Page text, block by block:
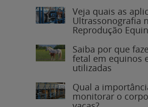
Veja quais as
Ultrassonografia
Reprodução
Saiba por que
fetal em equinos
utilizadas
Qual a
monitorar o corpo
vacas?